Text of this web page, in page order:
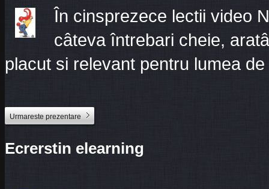
În cinsprezece lectii video
câteva întrebari cheie,
placut si relevant pentru lumea
Urmareste prezentare
Ecrerstin elearning